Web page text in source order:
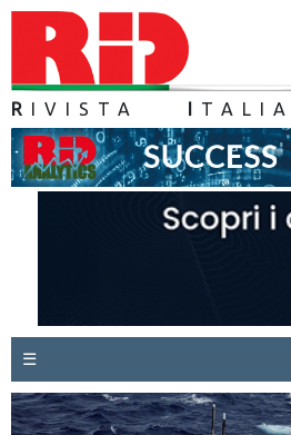
R IVISTA
☰